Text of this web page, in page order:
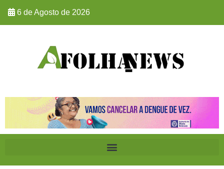
6 de Agosto de 2026